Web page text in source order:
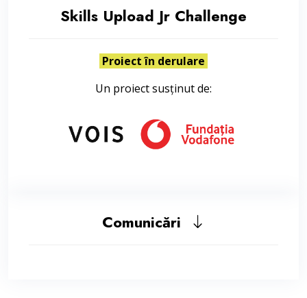
Skills Upload Jr Challenge
Proiect în derulare
Un proiect susținut de:
Comunicări